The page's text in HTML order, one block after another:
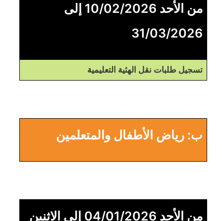
من الأحد 10/02/2026 إلى
31/03/2026
تسجيل طلبات نقل الهئية التعليمية
ب: رياض الأطفال والمتعلمين
من الأحد 04/01/2026 إلى الاثنين